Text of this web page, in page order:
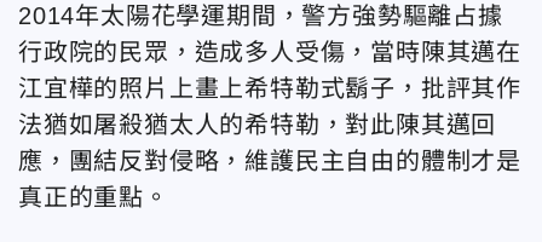
2014年太陽花學運期間，警方強勢驅離占據
行政院的民眾，造成多人受傷，當時陳其邁在
江宜樺的照片上畫上希特勒式鬍子，批評其作
法猶如屠殺猶太人的希特勒，對此陳其邁回
應， 團結反對侵略，維護民主自由的體制才是
真正的重點。